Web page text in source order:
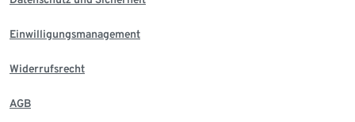
Einwilligungsmanagement
Widerrufsrecht
AGB